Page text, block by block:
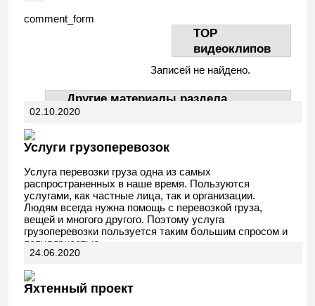
comment_form
TOP
видеоклипов
Записей не найдено.
Другие материалы раздела
АвтоДела
02.10.2020
Услуги грузоперевозок
Услуга перевозки груза одна из самых
распространенных в наше время. Пользуются
услугами, как частные лица, так и организации.
Людям всегда нужна помощь с перевозкой груза,
вещей и многого другого. Поэтому услуга
грузоперевозки пользуется таким большим спросом и
популярностью.
24.06.2020
Яхтенный проект